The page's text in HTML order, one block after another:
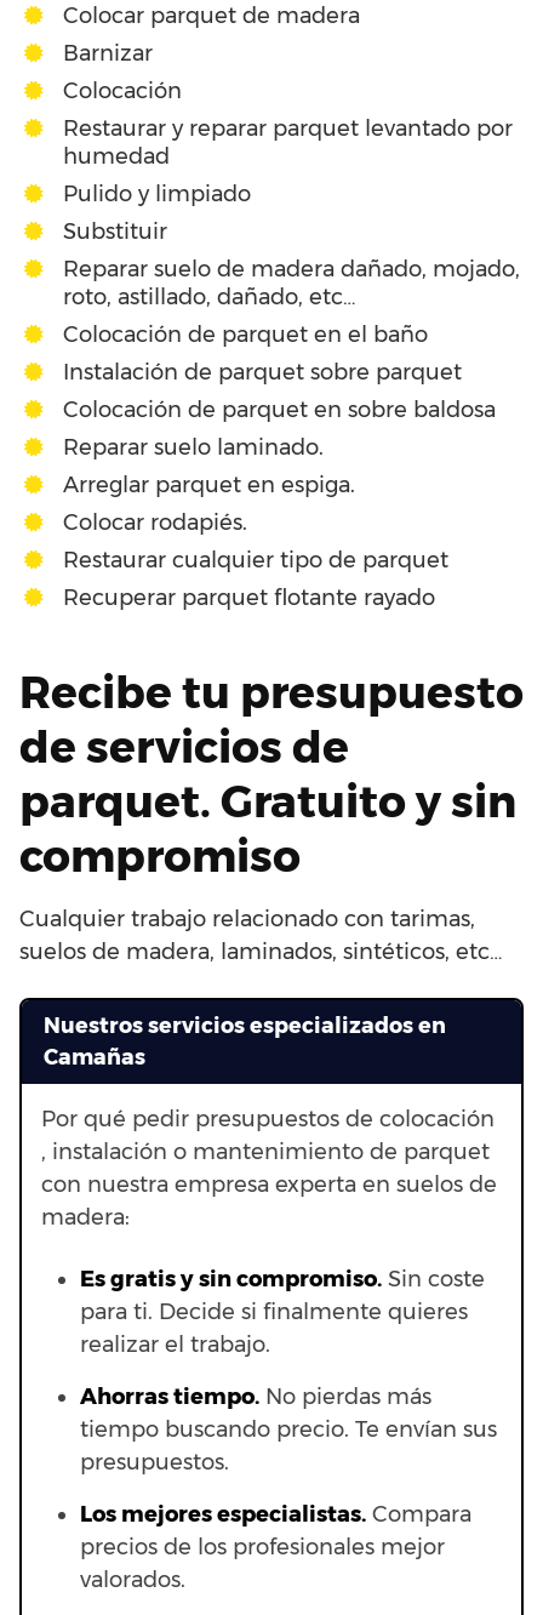
Colocar parquet de madera
Barnizar
Colocación
Restaurar y reparar parquet levantado por
humedad
Pulido y limpiado
Substituir
Reparar suelo de madera dañado, mojado,
roto, astillado, dañado, etc…
Colocación de parquet en el baño
Instalación de parquet sobre parquet
Colocación de parquet en sobre baldosa
Reparar suelo laminado.
Arreglar parquet en espiga.
Colocar rodapiés.
Restaurar cualquier tipo de parquet
Recuperar parquet flotante rayado
Recibe tu presupuesto
de servicios de
parquet. Gratuito y sin
compromiso
Cualquier trabajo relacionado con tarimas,
suelos de madera, laminados, sintéticos, etc…
Nuestros servicios especializados en
Camañas
Por qué pedir presupuestos de colocación
, instalación o mantenimiento de parquet
con nuestra empresa experta en suelos de
madera:
Es gratis y sin compromiso. Sin coste
para ti. Decide si finalmente quieres
realizar el trabajo.
Ahorras tiempo. No pierdas más
tiempo buscando precio. Te envían sus
presupuestos.
Los mejores especialistas. Compara
precios de los profesionales mejor
valorados.